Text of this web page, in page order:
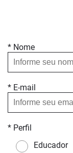
* Nome
* E-mail
* Perfil
Educador